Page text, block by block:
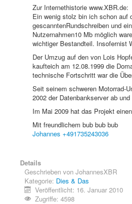
Zur Internethistorie www.XBR.de:
Ein wenig stolz bin ich schon auf
gescanntenRundschreiben und
Nutzernahmen10 Mb möglich
wichtiger Bestandteil. Insofernist
Der Umzug auf den von Lois
kaufteich am 12.08.1999 die
technische Fortschritt war die
Seit seinem schweren Motorrad-
2002 der Datenbankserver ab
Im Mai 2009 hat das Projekt
Mit freundlichem bub bub bub
Johannes +491735243036
Details
Geschrieben von JohannesXBR
Kategorie: Dies & Das
Veröffentlicht: 16. Januar 2010
Zugriffe: 4598